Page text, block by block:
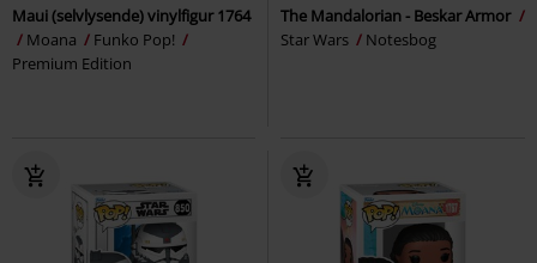
Maui (selvlysende) vinylfigur 1764
Moana
Funko Pop!
Premium Edition
The Mandalorian - Beskar Armor
Star Wars
Notesbog